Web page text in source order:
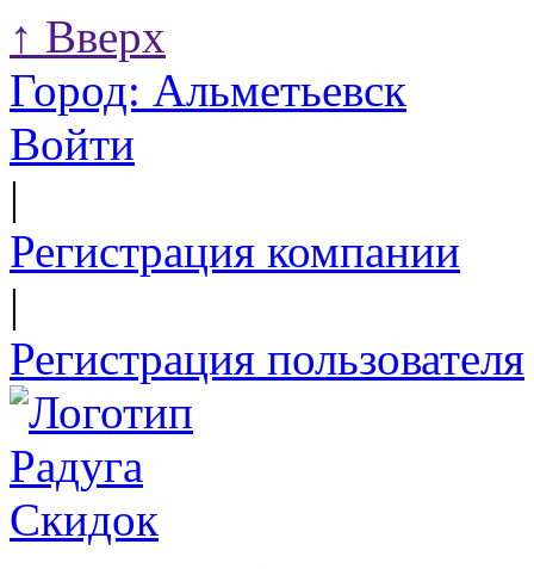
↑ Вверх
Город: Альметьевск
Войти
|
Регистрация компании
|
Регистрация пользователя